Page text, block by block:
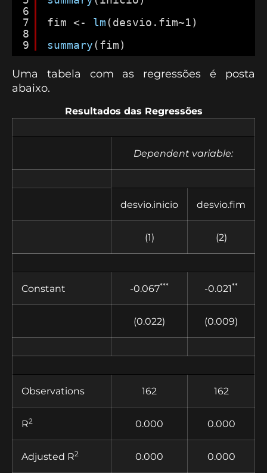
6
7
8
9
fim <- lm(desvio.fim~1)
summary(fim)
Uma tabela com as regressões é posta
abaixo.
Resultados das Regressões
Dependent variable:
desvio.inicio desvio.fim
(1) (2)
Constant -0.067*** -0.021**
(0.022) (0.009)
Observations 162 162
R2 0.000 0.000
Adjusted R2 0.000 0.000